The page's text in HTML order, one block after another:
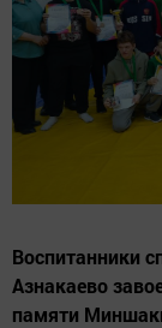
Воспитанники
Азнакаево
памяти